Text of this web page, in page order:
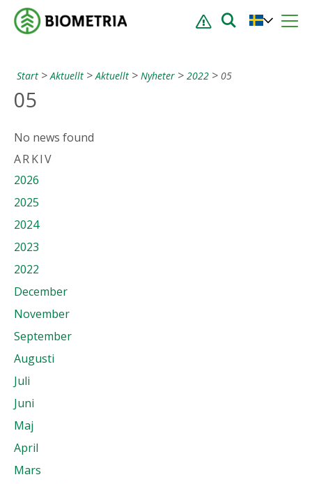
Start Aktuellt Aktuellt Nyheter 2022 05
05
No news found
ARKIV
2026
2025
2024
2023
2022
December
November
September
Augusti
Juli
Juni
Maj
April
Mars